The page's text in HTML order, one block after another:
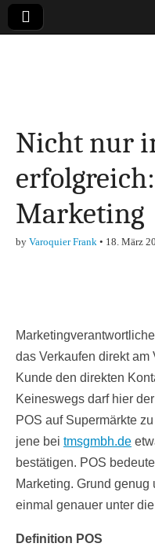
&
Nicht nur
erfolgreich:
Marketing
by Varoquier Frank • 18. März
das Verkaufen direkt am
Kunde den direkten
Keineswegs darf hier
POS auf Supermärkte
jene bei tmsgmbh.de
bestätigen. POS
Marketing. Grund
einmal genauer unter
Definition POS